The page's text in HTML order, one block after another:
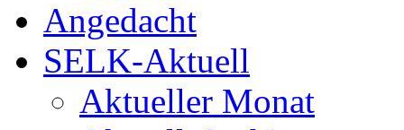
Angedacht
SELK-Aktuell
Aktueller Monat